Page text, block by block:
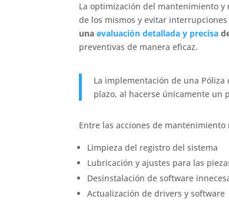
La optimización del mantenimiento
de los mismos y evitar
unaevaluación detallada y precisa
preventivas de manera eficaz.
La implementación de una
plazo, al hacerse únicamente un
Entre las acciones de
Limpieza del registro del sistema
Lubricación y ajustes para las
Desinstalación de software
Actualización de drivers y software